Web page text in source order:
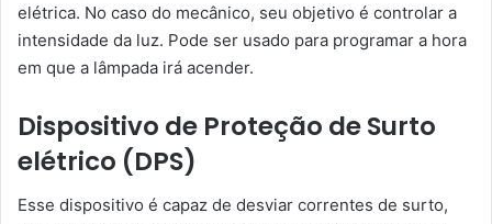
elétrica. No caso do mecânico, seu objetivo é controlar a
intensidade da luz. Pode ser usado para programar a hora
em que a lâmpada irá acender.
Dispositivo de Proteção de Surto
elétrico (DPS)
Esse dispositivo é capaz de desviar correntes de surto,